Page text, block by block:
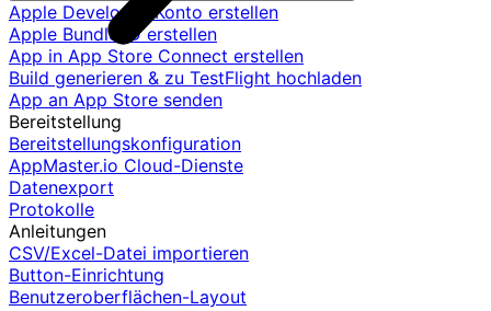
Apple Developer-Konto erstellen
Apple Bundle ID erstellen
App in App Store Connect erstellen
Build generieren & zu TestFlight hochladen
App an App Store senden
Bereitstellung
Bereitstellungskonfiguration
AppMaster.io Cloud-Dienste
Datenexport
Protokolle
Anleitungen
CSV/Excel-Datei importieren
Button-Einrichtung
Benutzeroberflächen-Layout